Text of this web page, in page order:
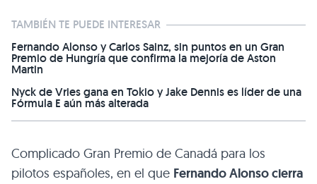
TAMBIÉN TE PUEDE INTERESAR
Fernando Alonso y Carlos Sainz, sin puntos en un Gran
Premio de Hungría que confirma la mejoría de Aston
Martin
Nyck de Vries gana en Tokio y Jake Dennis es líder de una
Fórmula E aún más alterada
Complicado Gran Premio de Canadá para los
pilotos españoles, en el que Fernando Alonso cierra